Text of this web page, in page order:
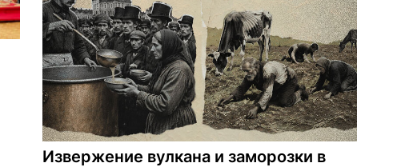
Извержение вулкана и заморозки в